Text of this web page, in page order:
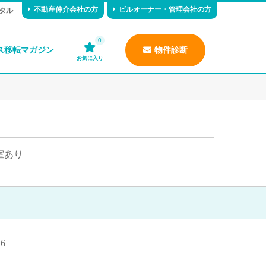
ル 不動産仲介会社の方 ビルオーナー・管理会社の方
移転マガジン
0
お気に入り
物件診断
あり